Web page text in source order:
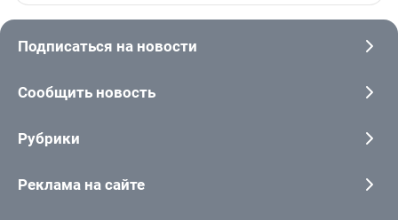
Подписаться на новости
Сообщить новость
Рубрики
Реклама на сайте